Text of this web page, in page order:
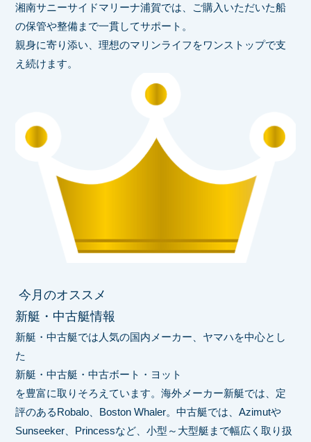
湘南サニーサイドマリーナ浦賀では、ご購入いただいた船
の保管や整備まで一貫してサポート。
親身に寄り添い、理想のマリンライフをワンストップで支
え続けます。
今月のオススメ
新艇・中古艇情報
新艇・中古艇では人気の国内メーカー、ヤマハを中心とし
た
新艇・中古艇・中古ボート・ヨット
を豊富に取りそろえています。海外メーカー新艇では、定
評のあるRobalo、Boston Whaler。中古艇では、Azimutや
Sunseeker、Princessなど、小型～大型艇まで幅広く取り扱